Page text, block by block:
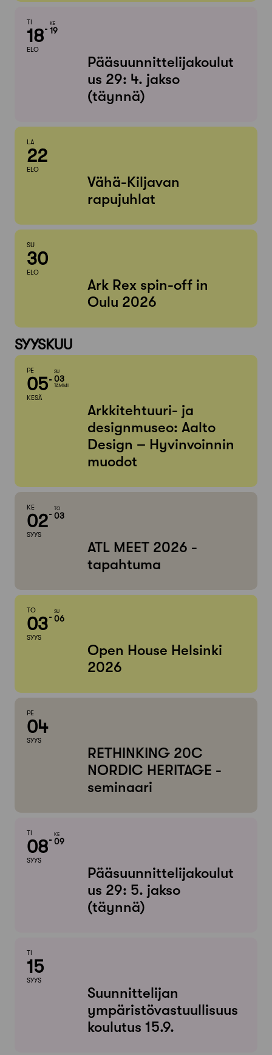
TI
18
ELO
KE
19
Pääsuunnittelijakoulut
us 29: 4. jakso
(täynnä)
LA
22
ELO
Vähä-Kiljavan
rapujuhlat
SU
30
ELO
Ark Rex spin-off in
Oulu 2026
SYYSKUU
PE
05
KESÄ
SU
03
TAMMI
Arkkitehtuuri- ja
designmuseo: Aalto
Design – Hyvinvoinnin
muodot
KE
02
SYYS
TO
03
ATL MEET 2026 -
tapahtuma
TO
03
SYYS
SU
06
Open House Helsinki
2026
PE
04
SYYS
RETHINKING 20C
NORDIC HERITAGE -
seminaari
TI
08
SYYS
KE
09
Pääsuunnittelijakoulut
us 29: 5. jakso
(täynnä)
TI
15
SYYS
Suunnittelijan
ympäristövastuullisuus
koulutus 15.9.